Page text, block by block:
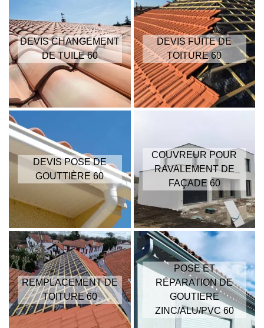
DEVIS CHANGEMENT
DE TUILE 60
DEVIS FUITE DE
TOITURE 60
DEVIS POSE DE
GOUTTIÈRE 60
COUVREUR POUR
RAVALEMENT DE
FAÇADE 60
REMPLACEMENT DE
TOITURE 60
POSE ET
RÉPARATION DE
GOUTIERE
ZINC/ALU/PVC 60